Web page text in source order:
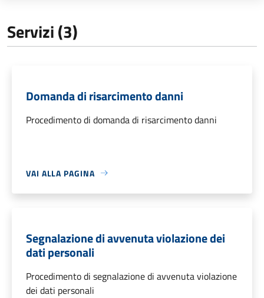
Servizi (3)
Domanda di risarcimento danni
Procedimento di domanda di risarcimento danni
VAI ALLA PAGINA
Segnalazione di avvenuta violazione dei
dati personali
Procedimento di segnalazione di avvenuta violazione
dei dati personali